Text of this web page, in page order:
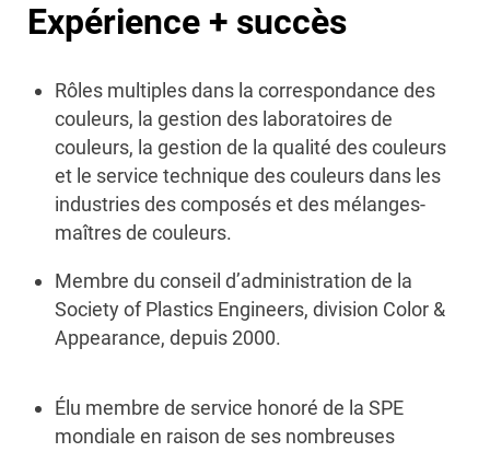
Expérience + succès
Rôles multiples dans la correspondance des
couleurs, la gestion des laboratoires de
couleurs, la gestion de la qualité des couleurs
et le service technique des couleurs dans les
industries des composés et des mélanges-
maîtres de couleurs.
Membre du conseil d’administration de la
Society of Plastics Engineers, division Color &
Appearance, depuis 2000.
Élu membre de service honoré de la SPE
mondiale en raison de ses nombreuses